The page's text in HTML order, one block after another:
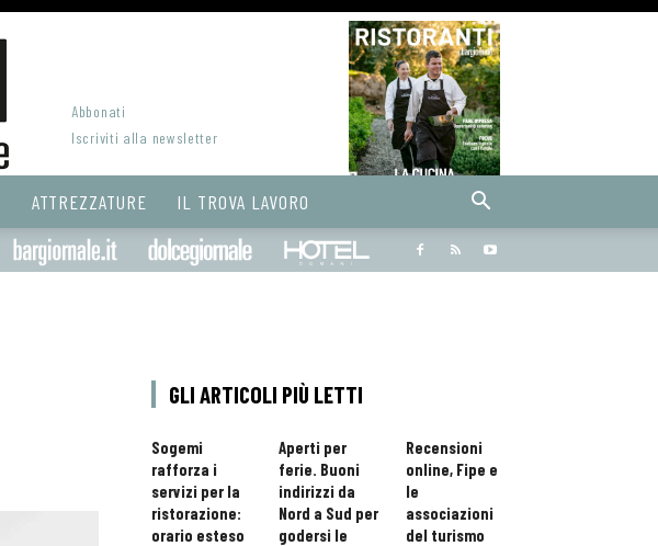
Abbonati
Iscriviti alla newsletter
ATTREZZATURE IL TROVA LAVORO
Bargiornale dolcegiornale
GLI ARTICOLI PIÙ LETTI
Sogemi
rafforza i
servizi per la
ristorazione:
orario esteso
Aperti per
ferie. Buoni
indirizzi da
Nord a Sud per
godersi le
Recensioni
online, Fipe e
le
associazioni
del turismo